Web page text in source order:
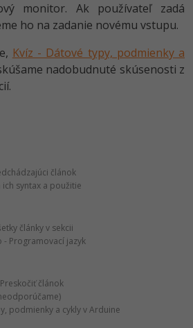
monitor. Ak používateľ zadá
ho na zadanie novému vstupu.
Kvíz - Dátové typy, podmienky a
nadobudnuté skúsenosti z
článok
ich syntax a použitie
články v sekcii
- Programovací jazyk
Preskočiť článok
podmienky a cykly v Arduine